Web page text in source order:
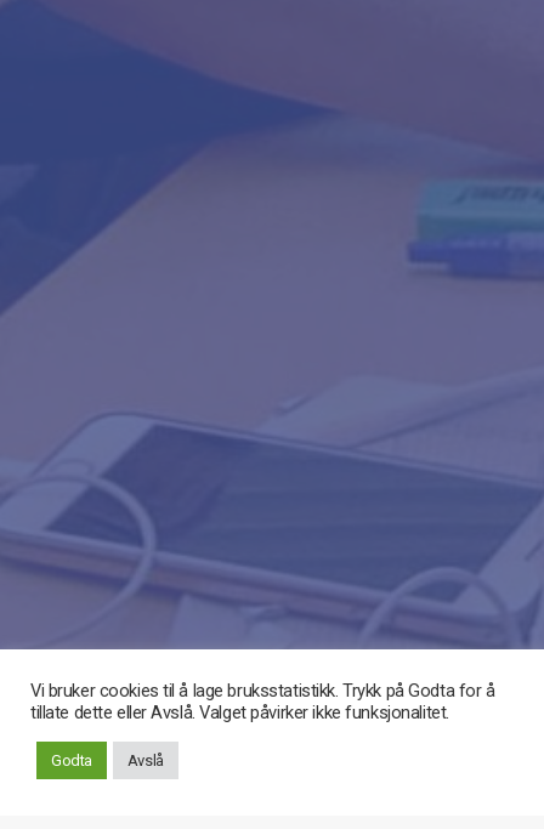
Vi bruker cookies til å lage bruksstatistikk. Trykk på Godta for å
tillate dette eller Avslå. Valget påvirker ikke funksjonalitet.
Godta Avslå